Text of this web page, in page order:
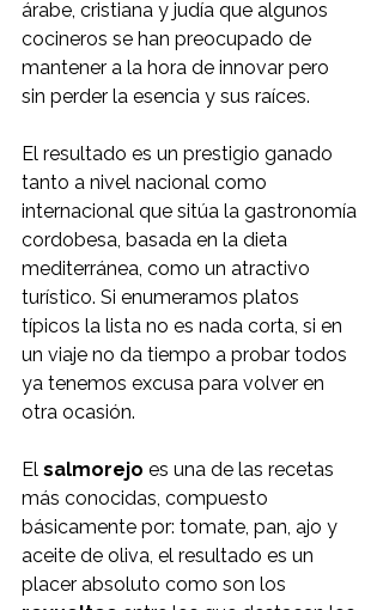
árabe, cristiana y judía que algunos
cocineros se han preocupado de
mantener a la hora de innovar pero
sin perder la esencia y sus raíces.
El resultado es un prestigio ganado
tanto a nivel nacional como
internacional que sitúa la gastronomía
cordobesa, basada en la dieta
mediterránea, como un atractivo
turístico. Si enumeramos platos
típicos la lista no es nada corta, si en
un viaje no da tiempo a probar todos
ya tenemos excusa para volver en
otra ocasión.
El salmorejo es una de las recetas
más conocidas, compuesto
básicamente por: tomate, pan, ajo y
aceite de oliva, el resultado es un
placer absoluto como son los